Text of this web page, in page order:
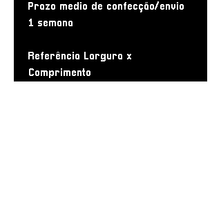
Prazo medio de confecção/envio
1 semana
Referência Largura x
Comprimento